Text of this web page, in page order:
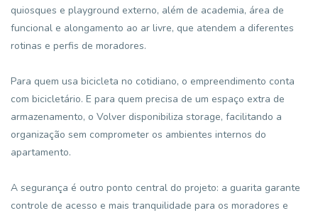
quiosques e playground externo, além de academia, área de
funcional e alongamento ao ar livre, que atendem a diferentes
rotinas e perfis de moradores.
Para quem usa bicicleta no cotidiano, o empreendimento conta
com bicicletário. E para quem precisa de um espaço extra de
armazenamento, o Volver disponibiliza storage, facilitando a
organização sem comprometer os ambientes internos do
apartamento.
A segurança é outro ponto central do projeto: a guarita garante
controle de acesso e mais tranquilidade para os moradores e